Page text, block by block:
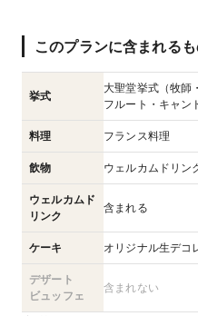
このプランに含まれる
挙式
大聖堂挙式（牧師
フルート・キャン
料理 フランス料理
飲物 ウェルカムドリン
ウェルカムド
リンク
含まれる
ケーキ オリジナル生デコ
デザート
ビュッフェ
含まれない